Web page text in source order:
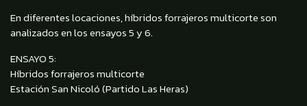
En diferentes locaciones, híbridos forrajeros multicorte son
analizados en los ensayos 5 y 6.
ENSAYO 5:
Híbridos forrajeros multicorte
Estación San Nicoló (Partido Las Heras)